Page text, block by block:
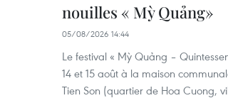
nouilles « Mỳ Quảng»
05/08/2026 14:44
Le festival « Mỳ Quảng –
14 et 15 août à la maison
Tien Son (quartier de Hoa Cuong,